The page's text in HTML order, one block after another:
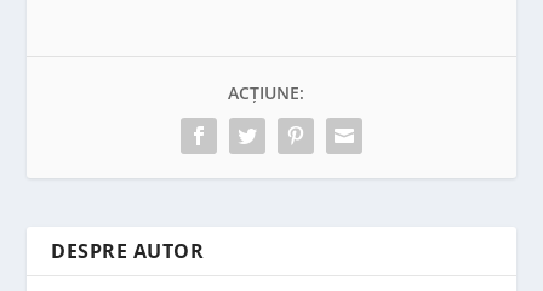
ACȚIUNE:
DESPRE AUTOR